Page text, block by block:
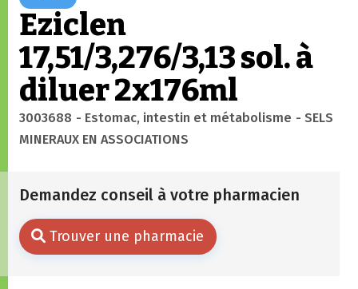
Eziclen
17,51/3,276/3,13 sol. à
diluer 2x176ml
3003688 - Estomac, intestin et métabolisme - SELS
MINERAUX EN ASSOCIATIONS
Demandez conseil à votre pharmacien
Trouver une pharmacie